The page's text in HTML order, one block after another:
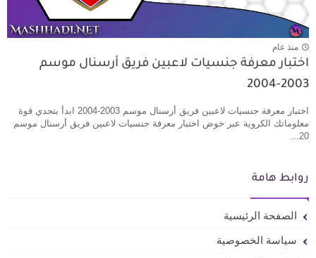
منذ عام
اختبار معرفة جنسيات لاعبين فريق أرسنال موسم
2003-2004
اختبار معرفة جنسيات لاعبين فريق أرسنال موسم 2003-2004 ابدأ بتحدي قوة
معلوماتك الكروية عبر خوض اختبار معرفة جنسيات لاعبين فريق أرسنال موسم
20...
روابط هامة
الصفحة الرئيسية
سياسة الخصوصية